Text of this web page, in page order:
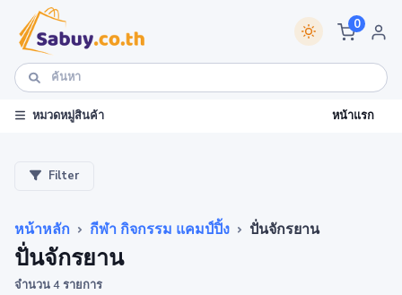
0
หมวดหมู่สินค้า หน้าแรก
Filter
หน้าหลัก กีฬา กิจกรรม แคมป์ปิ้ง ปั่นจักรยาน
ปั่นจักรยาน
จำนวน 4 รายการ